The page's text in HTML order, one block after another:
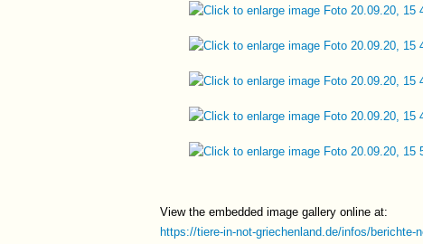
View the embedded image gallery online at:
https://tiere-in-not-griechenland.de/infos/berichte-